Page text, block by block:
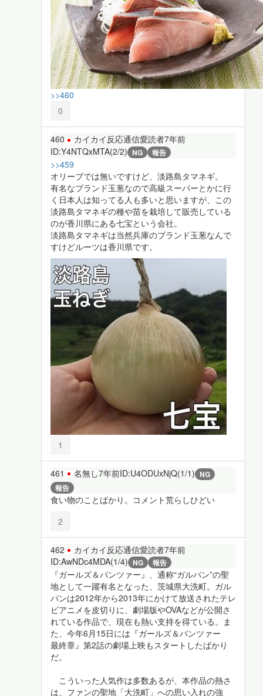
>>460
0
460 カイカイ反応通信愛読者7年前
ID:Y4NTQxMTA(2/2) NG 報告
>>459
オリーブでは無いですけど、淡路島タマネギ。
有名なブランド玉葱なので高級スーパーとかに行
く日本人は知ってる人も多いと思いますが、この
淡路島タマネギの種や苗を栽培して販売している
のが香川県にある七宝という会社。
淡路島タマネギは当然兵庫のブランド玉葱なんで
すけどルーツは香川県です。
1
461 名無し7年前ID:U4ODUxNjQ(1/1) NG
報告
食い物のことばかり。コメント荒らしひどい
2
462 カイカイ反応通信愛読者7年前
ID:AwNDc4MDA(1/4) NG 報告
『ガールズ＆パンツァー』、通称“ガルパン”の聖
地として一躍有名となった、茨城県大洗町。ガル
パンは2012年から2013年にかけて放送されたテレ
ビアニメを皮切りに、劇場版やOVAなどが公開さ
れている作品で、現在も熱い支持を得ている。ま
た、今年6月15日には『ガールズ＆パンツァー
最終章』第2話の劇場上映もスタートしたばかり
だ。
こういった人気作は多数あるが、本作品の熱さ
は、ファンの聖地「大洗町」への思い入れの強